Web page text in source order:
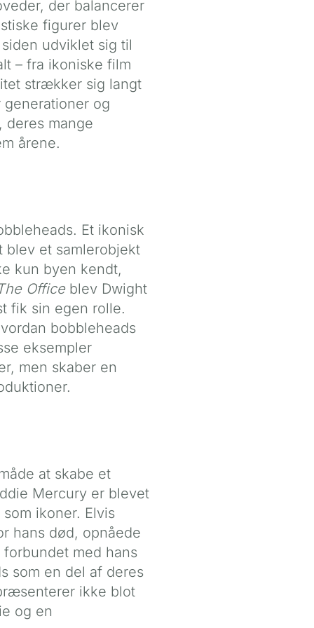
der balancerer
figurer blev
udviklet sig til
– fra ikoniske film
strækker sig langt
og
deres mange
årene.
Et ikonisk
blev et samlerobjekt
kun byen kendt,
Officeblev Dwight
fik sin egen rolle.
bobbleheads
eksempler
men skaber en
at skabe et
Mercury er blevet
ikoner. Elvis
hans død, opnåede
med hans
som en del af deres
ikke blot
og en